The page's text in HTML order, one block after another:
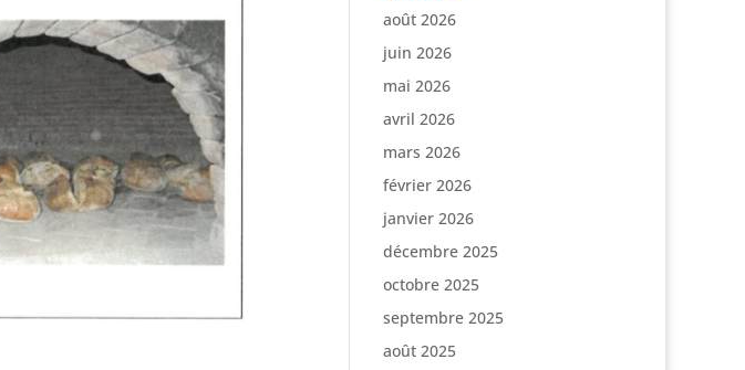
août 2026
juin 2026
mai 2026
avril 2026
mars 2026
février 2026
janvier 2026
décembre 2025
octobre 2025
septembre 2025
août 2025